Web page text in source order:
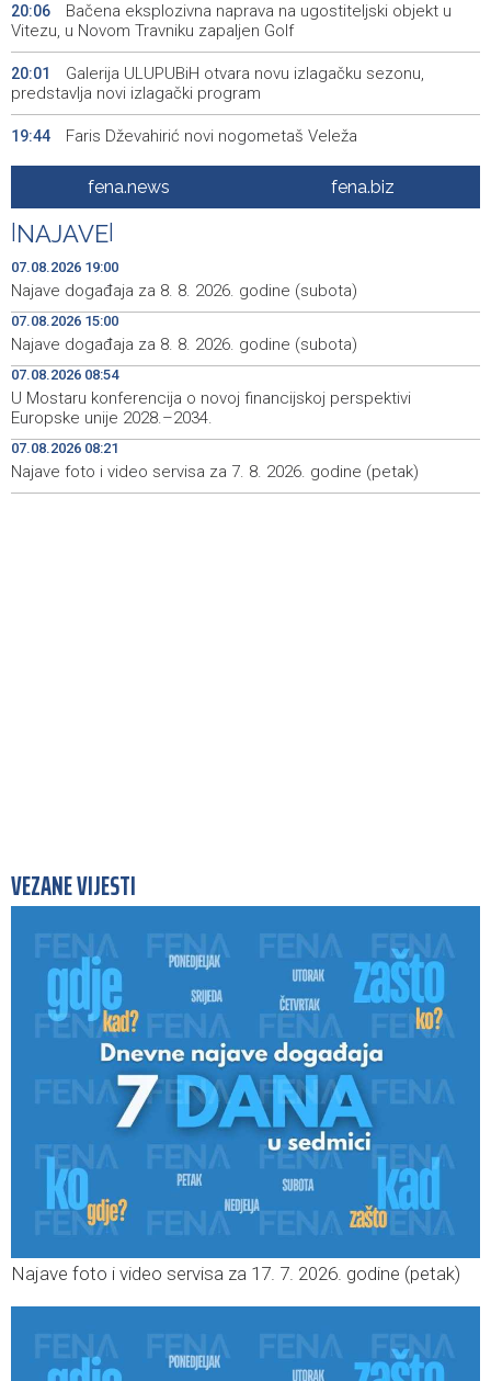
20:06
Bačena eksplozivna naprava na ugostiteljski objekt u
Vitezu, u Novom Travniku zapaljen Golf
20:01
Galerija ULUPUBiH otvara novu izlagačku sezonu,
predstavlja novi izlagački program
19:44 Faris Dževahirić novi nogometaš Veleža
Announcement of events for Saturday, 8 August 2026
19:10
Rudari Milanovića ubijedili da ode kući, Memčić se već
ponovo vratio u jamu 'Raspotočje'
19:03
Sarajevo Film Festival presents Kinoscope and
Kinoscope Surreal programs
19:00 Najave događaja za 8. 8. 2026. godine (subota)
18:58
Fire breaks out across more than 40 hectares in Grude,
firefighters and Air Tractors on the ground
18:55
Zelenski doputovao u Beograd, sutra sastanak s
Vučićem
fena.news fena.biz
NAJAVE
07.08.2026 19:00
Najave događaja za 8. 8. 2026. godine (subota)
07.08.2026 15:00
Najave događaja za 8. 8. 2026. godine (subota)
07.08.2026 08:54
U Mostaru konferencija o novoj financijskoj perspektivi
Europske unije 2028.–2034.
07.08.2026 08:21
Najave foto i video servisa za 7. 8. 2026. godine (petak)
VEZANE VIJESTI
Najave foto i video servisa za 17. 7. 2026. godine (petak)